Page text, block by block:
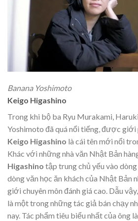
Banana Yoshimoto
Keigo Higashino
Trong khi bộ ba Ryu Murakami,
Yoshimoto đã quá nổi tiếng, được giới
Keigo Higashino là cái tên mới nổi
Khác với những nhà văn Nhật Bản
Higashino tập trung chủ yếu vào
dòng văn học ăn khách của Nhật Bản
giới chuyên môn đánh giá cao. Dẫu vậy,
là một trong những tác giả bán chạy
nay. Tác phẩm tiêu biểu nhất của ông là